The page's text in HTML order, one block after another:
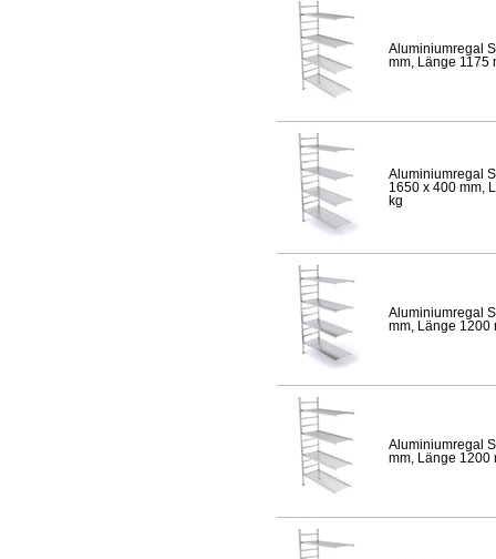
Aluminiumregal
mm, Länge 1175
Aluminiumregal
1650 x 400 mm,
kg
Aluminiumregal
mm, Länge 1200
Aluminiumregal
mm, Länge 1200